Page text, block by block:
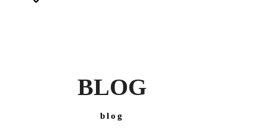
BLOG
blog